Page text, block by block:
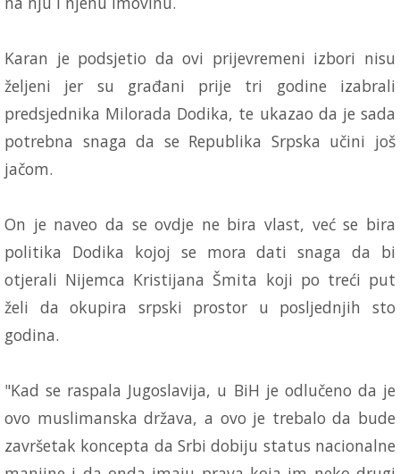
Karan je podsjetio da ovi prijevremeni izbori nisu
željeni jer su građani prije tri godine izabrali
predsjednika Milorada Dodika, te ukazao da je sada
potrebna snaga da se Republika Srpska učini još
jačom.
On je naveo da se ovdje ne bira vlast, već se bira
politika Dodika kojoj se mora dati snaga da bi
otjerali Nijemca Kristijana Šmita koji po treći put
želi da okupira srpski prostor u posljednjih sto
godina.
"Kad se raspala Jugoslavija, u BiH je odlučeno da je
ovo muslimanska država, a ovo je trebalo da bude
završetak koncepta da Srbi dobiju status nacionalne